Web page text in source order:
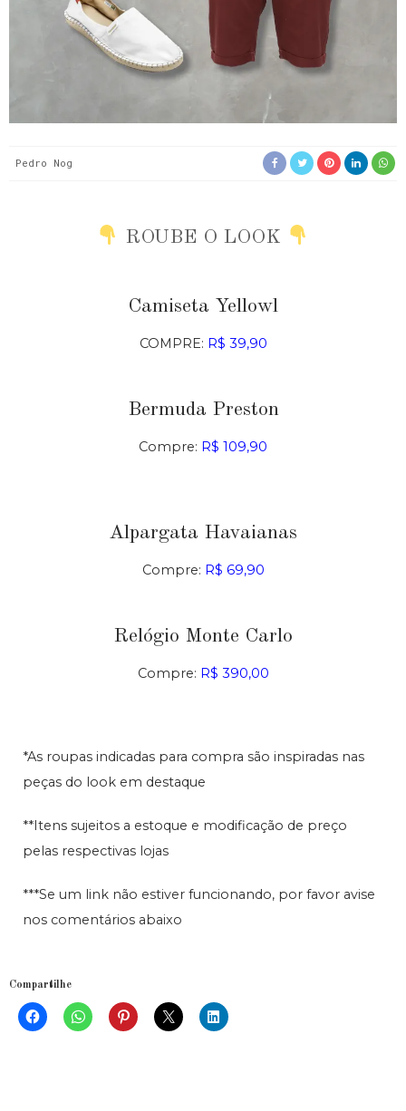
Pedro Nog
ROUBE O LOOK
Camiseta Yellowl
COMPRE: R$ 39,90
Bermuda Preston
Compre: R$ 109,90
Alpargata Havaianas
Compre: R$ 69,90
Relógio Monte Carlo
Compre: R$ 390,00
*As roupas indicadas para compra são inspiradas nas
peças do look em destaque
**Itens sujeitos a estoque e modificação de preço
pelas respectivas lojas
***Se um link não estiver funcionando, por favor avise
nos comentários abaixo
Compartilhe